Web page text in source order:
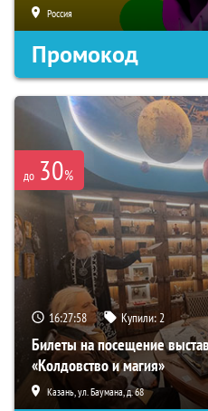
Россия
Промокод
до 30%
16:27:57 Купили:2
Билеты на посещение
«Колдовство и магия»
Казань, ул. Баумана, д. 68